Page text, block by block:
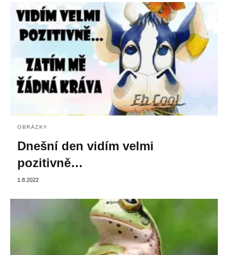
OBRÁZKY
Dnešní den vidím velmi
pozitivně…
1.8.2022